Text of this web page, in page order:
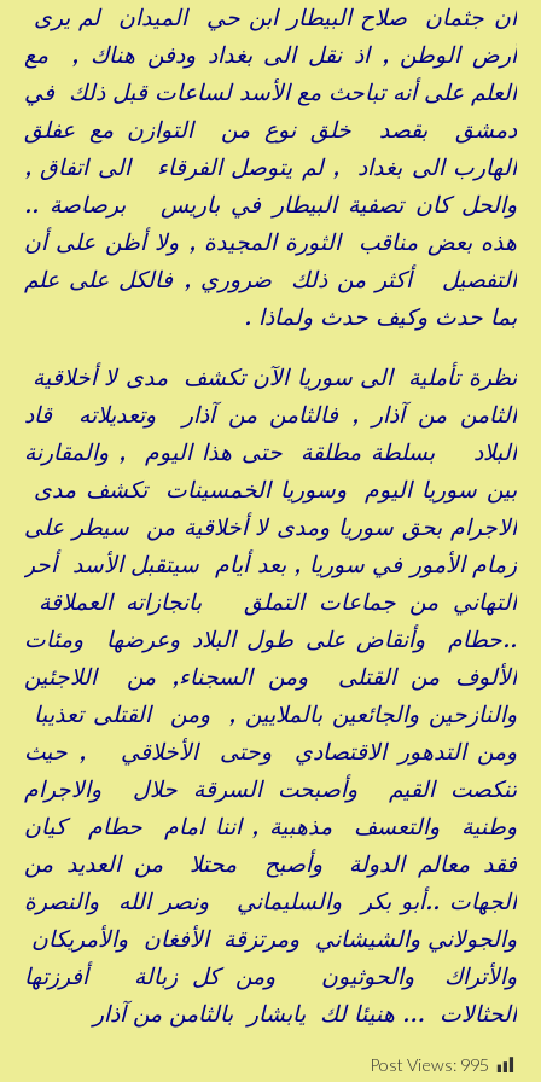
ان جثمان صلاح البيطار ابن حي الميدان لم يرى
أرض الوطن , اذ نقل الى بغداد ودفن هناك , مع
العلم على أنه تباحث مع الأسد لساعات قبل ذلك في
دمشق بقصد خلق نوع من التوازن مع عفلق
الهارب الى بغداد , لم يتوصل الفرقاء الى اتفاق ,
والحل كان تصفية البيطار في باريس برصاصة ..
هذه بعض مناقب الثورة المجيدة , ولا أظن على أن
التفصيل أكثر من ذلك ضروري , فالكل على علم
بما حدث وكيف حدث ولماذا .
نظرة تأملية الى سوريا الآن تكشف مدى لا أخلاقية
الثامن من آذار , فالثامن من آذار وتعديلاته قاد
البلاد بسلطة مطلقة حتى هذا اليوم , والمقارنة
بين سوريا اليوم وسوريا الخمسينات تكشف مدى
الاجرام بحق سوريا ومدى لا أخلاقية من سيطر على
زمام الأمور في سوريا , بعد أيام سيتقبل الأسد أحر
التهاني من جماعات التملق بانجازاته العملاقة
..حطام وأنقاض على طول البلاد وعرضها ومئات
الألوف من القتلى ومن السجناء, من اللاجئين
والنازحين والجائعين بالملايين , ومن القتلى تعذيبا
ومن التدهور الاقتصادي وحتى الأخلاقي , حيث
تنكصت القيم وأصبحت السرقة حلال والاجرام
وطنية والتعسف مذهبية , اننا امام حطام كيان
فقد معالم الدولة وأصبح محتلا من العديد من
الجهات ..أبو بكر والسليماني ونصر الله والنصرة
والجولاني والشيشاني ومرتزقة الأفغان والأمريكان
والأتراك والحوثيون ومن كل زبالة أفرزتها
الحثالات … هنيئا لك يابشار بالثامن من آذار
Post Views: 995